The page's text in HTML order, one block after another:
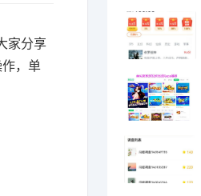
家分享
，单